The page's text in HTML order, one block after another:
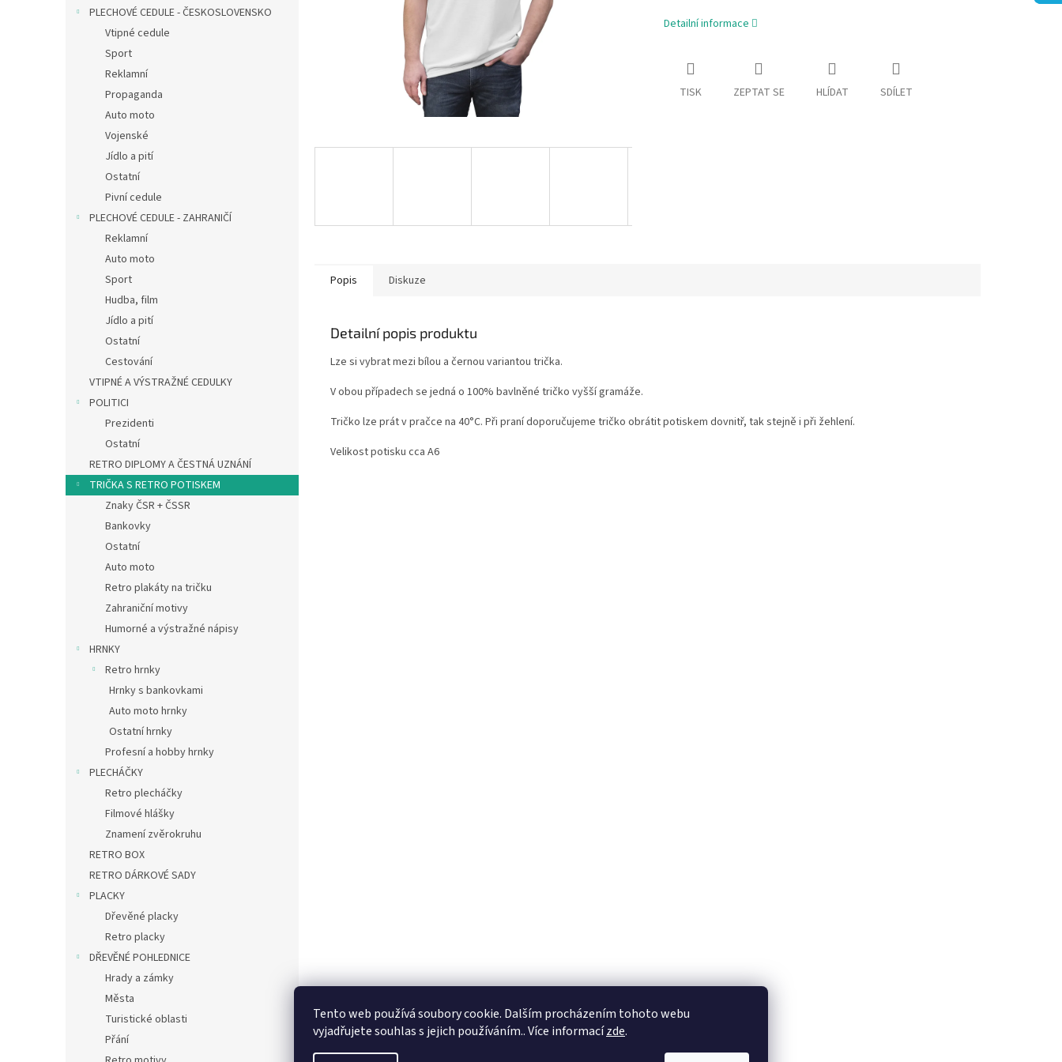
Tento web používá soubory cookie. Dalším procházením tohoto webu
vyjadřujete souhlas s jejich používáním.. Více informacízde.
PLECHOVÉ CEDULE - ČESKOSLOVENSKO
Vtipné cedule
Sport
Reklamní
Propaganda
Auto moto
Vojenské
Jídlo a pití
Ostatní
Pivní cedule
PLECHOVÉ CEDULE - ZAHRANIČÍ
Reklamní
Auto moto
Sport
Hudba, film
Jídlo a pití
Ostatní
Cestování
VTIPNÉ A VÝSTRAŽNÉ CEDULKY
POLITICI
Prezidenti
Ostatní
RETRO DIPLOMY A ČESTNÁ UZNÁNÍ
TRIČKA S RETRO POTISKEM
Znaky ČSR + ČSSR
Bankovky
Ostatní
Auto moto
Retro plakáty na tričku
Zahraniční motivy
Humorné a výstražné nápisy
HRNKY
Retro hrnky
Hrnky s bankovkami
Auto moto hrnky
Ostatní hrnky
Profesní a hobby hrnky
PLECHÁČKY
Retro plecháčky
Filmové hlášky
Znamení zvěrokruhu
RETRO BOX
RETRO DÁRKOVÉ SADY
PLACKY
Dřevěné placky
Retro placky
DŘEVĚNÉ POHLEDNICE
Hrady a zámky
Města
Turistické oblasti
Přání
Detailní informace
TISK ZEPTAT SE HLÍDAT SDÍLET
Popis Diskuze
Detailní popis produktu
Lze si vybrat mezi bílou a černou variantou trička.
V obou případech se jedná o 100% bavlněné tričko vyšší gramáže.
Tričko lze prát v pračce na 40°C. Při praní doporučujeme tričko obrátit potiskem dovnitř, tak stejně i při žehlení.
Velikost potisku cca A6